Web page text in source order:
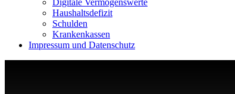
Digitale Vermögenswerte
Haushaltsdefizit
Schulden
Krankenkassen
Impressum und Datenschutz